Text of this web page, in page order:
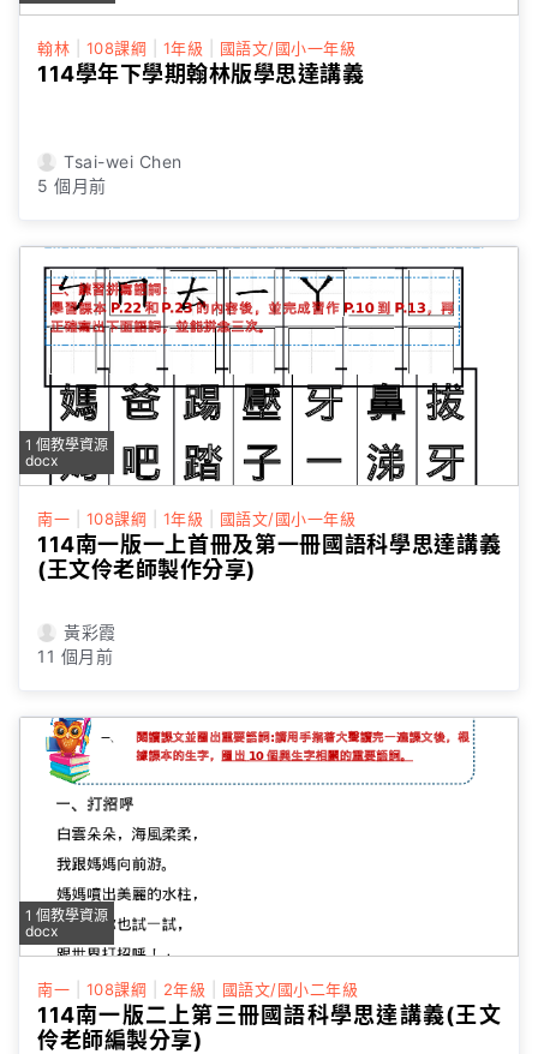
翰林 108課綱 1年級 國語文/國小一年級
114學年下學期翰林版學思達講義
Tsai-wei Chen
5 個月前
1 個教學資源
docx
南一 108課綱 1年級 國語文/國小一年級
114南一版一上首冊及第一冊國語科學思達講義
(王文伶老師製作分享)
黃彩霞
11 個月前
1 個教學資源
docx
南一 108課綱 2年級 國語文/國小二年級
114南一版二上第三冊國語科學思達講義(王文
伶老師編製分享)